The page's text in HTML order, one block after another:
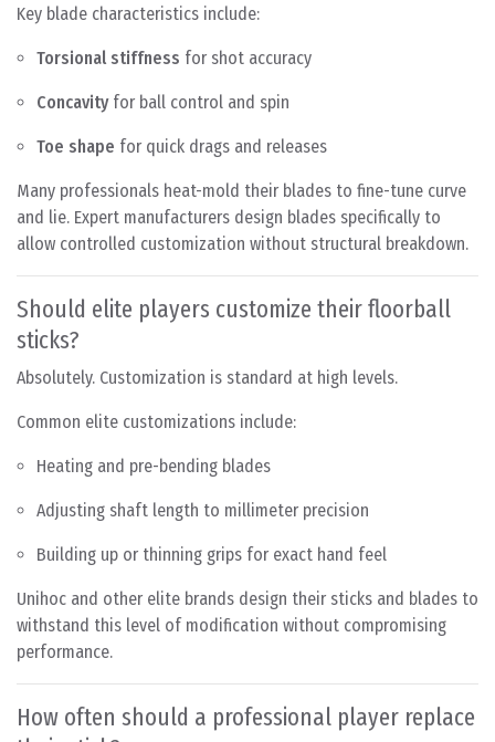
Key blade characteristics include:
Torsional stiffness for shot accuracy
Concavityfor ball control and spin
Toe shape for quick drags and releases
Many professionals heat-mold their blades to fine-tune curve
and lie. Expert manufacturers design blades specifically to
allow controlled customization without structural breakdown.
Should elite players customize their floorball
sticks?
Absolutely. Customization is standard at high levels.
Common elite customizations include:
Heating and pre-bending blades
Adjusting shaft length to millimeter precision
Building up or thinning grips for exact hand feel
Unihoc and other elite brands design their sticks and blades to
withstand this level of modification without compromising
performance.
How often should a professional player replace